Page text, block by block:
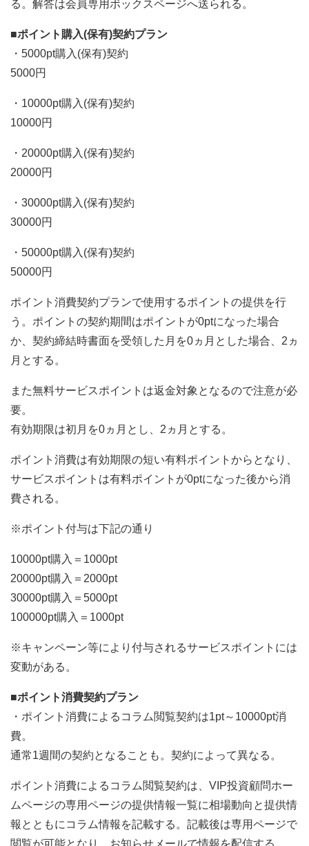
る。解答は会員専用ボックスページへ送られる。
■ポイント購入(保有)契約プラン
・5000pt購入(保有)契約
5000円
・10000pt購入(保有)契約
10000円
・20000pt購入(保有)契約
20000円
・30000pt購入(保有)契約
30000円
・50000pt購入(保有)契約
50000円
ポイント消費契約プランで使用するポイントの提供を行
う。ポイントの契約期間はポイントが0ptになった場合
か、契約締結時書面を受領した月を0ヵ月とした場合、2ヵ
月とする。
また無料サービスポイントは返金対象となるので注意が必
要。
有効期限は初月を0ヵ月とし、2ヵ月とする。
ポイント消費は有効期限の短い有料ポイントからとなり、
サービスポイントは有料ポイントが0ptになった後から消
費される。
※ポイント付与は下記の通り
10000pt購入＝1000pt
20000pt購入＝2000pt
30000pt購入＝5000pt
100000pt購入＝1000pt
※キャンペーン等により付与されるサービスポイントには
変動がある。
■ポイント消費契約プラン
・ポイント消費によるコラム閲覧契約は1pt～10000pt消
費。
通常1週間の契約となることも。契約によって異なる。
ポイント消費によるコラム閲覧契約は、VIP投資顧問ホー
ムページの専用ページの提供情報一覧に相場動向と提供情
報とともにコラム情報を記載する。記載後は専用ページで